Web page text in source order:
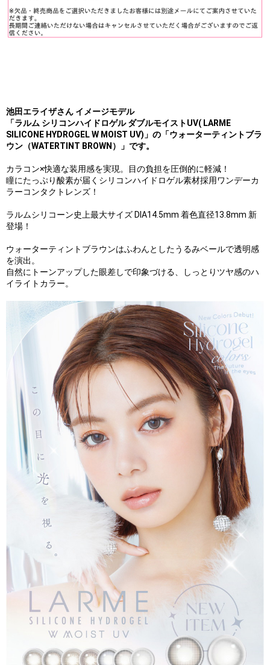
池田エライザさん イメージモデル
「ラルム シリコンハイドロゲル ダブルモイストUV( LARME
SILICONE HYDROGEL W MOIST UV)」の「ウォーターティントブラ
ウン（WATERTINT BROWN）」です。
カラコン×快適な装用感を実現。目の負担を圧倒的に軽減！
瞳にたっぷり酸素が届くシリコンハイドロゲル素材採用ワンデーカ
ラーコンタクトレンズ！
ラルムシリコーン史上最大サイズ DIA14.5mm 着色直径13.8mm 新
登場！
ウォーターティントブラウンはふわんとしたうるみベールで透明感
を演出。
自然にトーンアップした眼差しで印象づける、しっとりツヤ感のハ
イライトカラー。